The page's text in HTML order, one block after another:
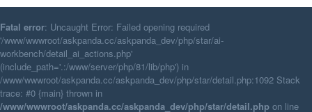
Fatal error: Uncaught Error: Failed opening required
'/www/wwwroot/askpanda.cc/askpanda_dev/php/star/ai-
workbench/detail_ai_actions.php'
(include_path='.:/www/server/php/81/lib/php') in
/www/wwwroot/askpanda.cc/askpanda_dev/php/star/detail.php:1092 Stack
trace: #0 {main} thrown in
/www/wwwroot/askpanda.cc/askpanda_dev/php/star/detail.php on line